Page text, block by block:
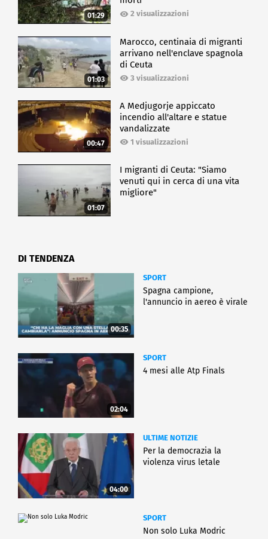
01:29 2 visualizzazioni
01:03
Marocco, centinaia di migranti
arrivano nell'enclave spagnola
di Ceuta
3 visualizzazioni
00:47
A Medjugorje appiccato
incendio all'altare e statue
vandalizzate
1 visualizzazioni
01:07
I migranti di Ceuta: "Siamo
venuti qui in cerca di una vita
migliore"
DI TENDENZA
00:35
SPORT
Spagna campione,
l'annuncio in aereo è virale
02:04
SPORT
4 mesi alle Atp Finals
04:00
ULTIME NOTIZIE
Per la democrazia la
violenza virus letale
SPORT
Non solo Luka Modric